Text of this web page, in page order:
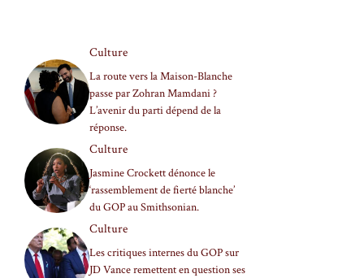
Culture
La route vers la Maison-Blanche
passe par Zohran Mamdani ?
L’avenir du parti dépend de la
réponse.
Culture
Jasmine Crockett dénonce le
‘rassemblement de fierté blanche’
du GOP au Smithsonian.
Culture
Les critiques internes du GOP sur
JD Vance remettent en question ses